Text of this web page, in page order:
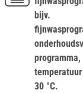
bijv.
programma,
30 °C.